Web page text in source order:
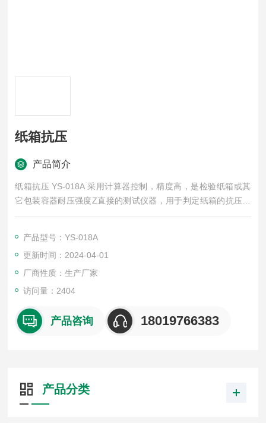
纸箱抗压
产品简介
纸箱抗压 YS-018A 采用计算器控制，精度高，是检验纸箱或其
它包装容器耐压强度Z直接的测试仪器，用于判定纸箱的抗压能
力，并可做持压堆码的测试。试验的结果可作为工厂堆放成品包
产品型号：YS-018A
更新时间：2024-04-01
厂商性质：生产厂家
访问量：2404
产品咨询 18019766383
产品分类